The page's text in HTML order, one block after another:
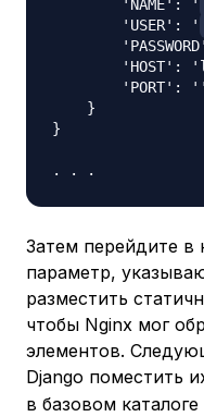
        'NAME': '
        'USER': '
'HOST':
'PORT':
    }
}
Затем перейдите в
параметр,
разместить
чтобы Nginx мог
элементов.
Django поместить
в базовом каталоге